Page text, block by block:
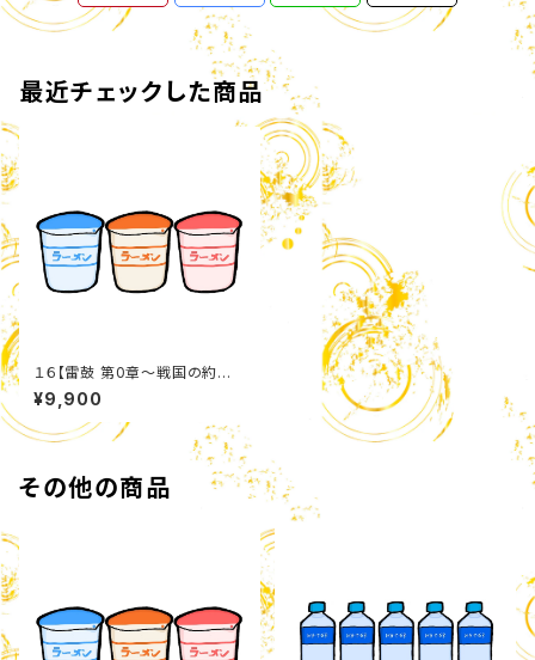
最近チェックした商品
１６【雷鼓 第0章〜戦国の約
束〜】 カップ麺詰め合わせセット
¥9,900
その他の商品